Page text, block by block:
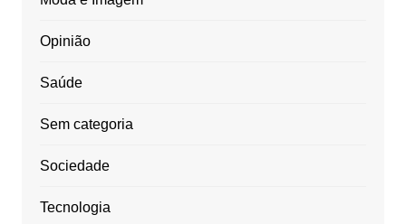
Opinião
Saúde
Sem categoria
Sociedade
Tecnologia